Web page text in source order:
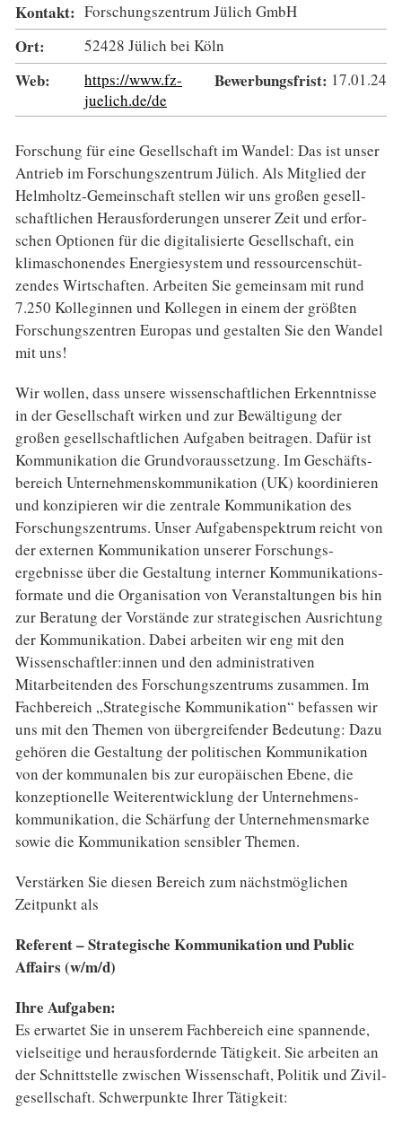
Kontakt: Forschungszentrum Jülich GmbH
Ort: 52428 Jülich bei Köln
Web:
https://www.fz-
juelich.de/de
Bewerbungsfrist: 17.01.24
Forschung für eine Gesell­schaft im Wandel: Das ist unser
Antrieb im For­schungs­zen­trum Jülich. Als Mitglied der
Helmholtz-Gemein­schaft stellen wir uns großen gesell­
schaft­lichen Heraus­forde­rungen unserer Zeit und erfor­
schen Optionen für die digi­tali­sierte Gesell­schaft, ein
klima­schonendes Energie­system und res­sour­cen­schüt­
zendes Wirt­schaften. Arbeiten Sie gemein­sam mit rund
7.250 Kolle­ginnen und Kolle­gen in einem der größten
For­schungs­zen­tren Europas und gestalten Sie den Wandel
mit uns!
Wir wollen, dass unsere wissen­schaftlichen Erkenntnisse
in der Gesellschaft wirken und zur Bewältigung der
großen gesell­schaftlichen Aufgaben beitragen. Dafür ist
Kommunikation die Grund­voraus­setzung. Im Geschäfts­
bereich Unternehmens­kommunikation (UK) koordinieren
und konzipieren wir die zentrale Kommunikation des
Forschungs­zentrums. Unser Aufgaben­spektrum reicht von
der externen Kommunikation unserer Forschungs­
ergebnisse über die Gestaltung interner Kommuni­kations­
formate und die Organisation von Veranstaltungen bis hin
zur Beratung der Vorstände zur strategischen Ausrichtung
der Kommunikation. Dabei arbeiten wir eng mit den
Wissen­schaftler:innen und den administrativen
Mitarbeitenden des Forschungs­zentrums zusammen. Im
Fachbereich „Strategische Kommunikation“ befassen wir
uns mit den Themen von über­greifender Bedeutung: Dazu
gehören die Gestaltung der politischen Kommunikation
von der kommunalen bis zur europäischen Ebene, die
konzeptionelle Weiter­entwicklung der Unternehmens­
kommunikation, die Schärfung der Unternehmens­marke
sowie die Kommunikation sensibler Themen.
Verstärken Sie diesen Bereich zum nächst­möglichen
Zeitpunkt als
Referent – Strategische Kommunikation und Public
Affairs (w/m/d)
Ihre Aufgaben:
Es erwartet Sie in unserem Fachbereich eine spannende,
vielseitige und heraus­fordernde Tätigkeit. Sie arbeiten an
der Schnittstelle zwischen Wissenschaft, Politik und Zivil­
gesellschaft. Schwerpunkte Ihrer Tätigkeit: